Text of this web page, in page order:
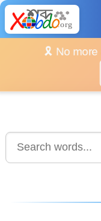
🎗️ No more